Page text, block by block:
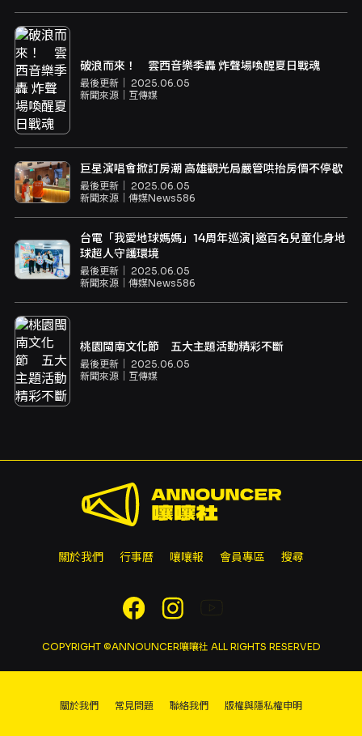
破浪而來！ 雲西音樂季轟 炸聲場喚醒夏日戰魂
最後更新｜ 2025.06.05
新聞來源｜ 互傳媒
巨星演唱會掀訂房潮 高雄觀光局嚴管哄抬房價不停歇
最後更新｜ 2025.06.05
新聞來源｜ 傳媒News586
台電「我愛地球媽媽」14周年巡演|邀百名兒童化身地
球超人守護環境
最後更新｜ 2025.06.05
新聞來源｜ 傳媒News586
桃園閩南文化節 五大主題活動精彩不斷
最後更新｜ 2025.06.05
新聞來源｜ 互傳媒
關於我們 行事曆 嚷嚷報 會員專區 搜尋
COPYRIGHT ©ANNOUNCER嚷嚷社 ALL RIGHTS RESERVED
關於我們 常見問題 聯絡我們 版權與隱私權申明